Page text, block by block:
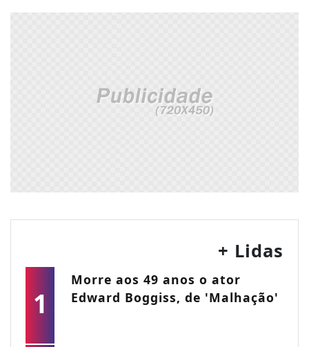
+ Lidas
1
Morre aos 49 anos o ator
Edward Boggiss, de 'Malhação'